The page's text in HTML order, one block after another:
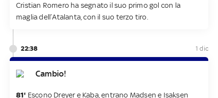
Cristian Romero ha segnato il suo primo gol con la
maglia dell’Atalanta, con il suo terzo tiro.
22:38 1 dic
Cambio!
81' Escono Dreyer e Kaba, entrano Madsen e Isaksen